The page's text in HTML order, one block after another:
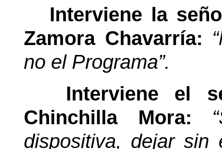
Interviene la
Zamora Chavarría:
no el Programa”.
Interviene el
Chinchilla Mora:
dispositiva, dejar sin